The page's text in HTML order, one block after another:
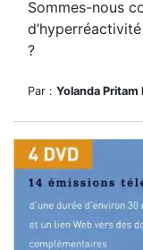
Sommes-nous
?
Par : Yolanda Pritam